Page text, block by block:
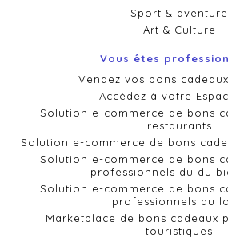
Sport & aventure
Art & Culture
Vous êtes
Vendez vos bons
Accédez à votre
Solution e-commerce de bons
restaurants
Solution e-commerce de bons
Solution e-commerce de bons
professionnels du du
Solution e-commerce de bons
professionnels du
Marketplace de bons cadeaux
touristiques